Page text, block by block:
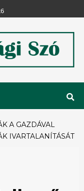
A GAZDÁVAL
IVARTALANÍTÁSÁT